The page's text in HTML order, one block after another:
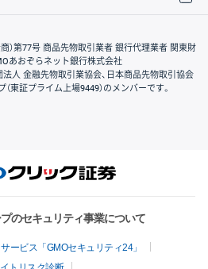
）第77号 商品先物取引業者 銀行代理業者 関東財
あおぞらネット銀行株式会社
法人 金融先物取引業協会、日本商品先物取引協会
東証プライム上場9449）のメンバーです。
のセキュリティ事業について
ービス「GMOセキュリティ24」